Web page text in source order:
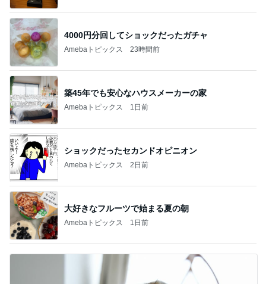
4000円分回してショックだったガチャ
Amebaトピックス 23時間前
築45年でも安心なハウスメーカーの家
Amebaトピックス 1日前
ショックだったセカンドオピニオン
Amebaトピックス 2日前
大好きなフルーツで始まる夏の朝
Amebaトピックス 1日前